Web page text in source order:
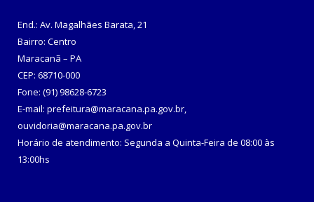
End.: Av. Magalhães Barata, 21
Bairro: Centro
Maracanã – PA
CEP: 68710-000
Fone: (91) 98628-6723
E-mail: prefeitura@maracana.pa.gov.br,
ouvidoria@maracana.pa.gov.br
Horário de atendimento: Segunda a Quinta-Feira de 08:00 às
13:00hs